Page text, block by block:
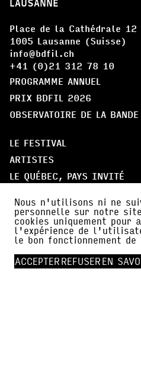
Place de la Cathédrale 12
1005 Lausanne (Suisse)
info@bdfil.ch
+41 (0)21 312 78 10
PROGRAMME ANNUEL
PRIX BDFIL 2026
OBSERVATOIRE DE LA
LE FESTIVAL
ARTISTES
LE QUÉBEC, PAYS INVITÉ
À PROPOS
PARTENAIRES
AMI·E·S DE BDFIL
CERCLE DES MÉCÈNES
Nous n'utilisons ni ne
personnelle sur notre
cookies uniquement pour
l'expérience de
le bon fonctionnement
ACCEPTERREFUSEREN